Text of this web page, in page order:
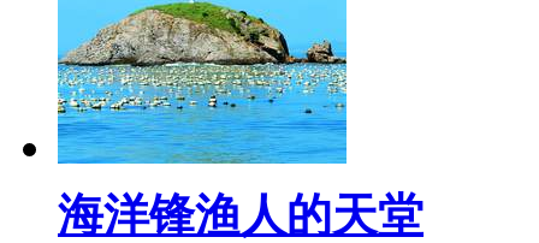
海洋锋渔人的天堂